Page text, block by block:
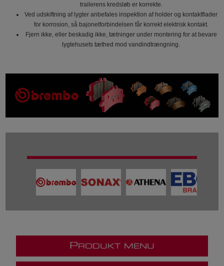
trailerens kredsløb er korrekte.
Ved udskiftning af lygter anbefales inspektion af holder og kontaktflader
for korrosion, så bajonetforbindelsen får korrekt elektrisk kontakt.
Fjern ikke, eller beskadig ikke, tætninger under montering for at bevare
lygtehusets tæthed mod vandindtrængning.
P RODUKT MENU